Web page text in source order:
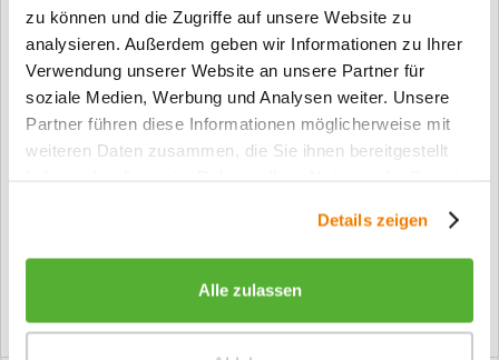
zu können und die Zugriffe auf unsere Website zu
analysieren. Außerdem geben wir Informationen zu Ihrer
Verwendung unserer Website an unsere Partner für
soziale Medien, Werbung und Analysen weiter. Unsere
Partner führen diese Informationen möglicherweise mit
weiteren Daten zusammen, die Sie ihnen bereitgestellt
Details zeigen
Alle zulassen
Fragen zum Artikel?
Artikel-Nr.:
SW11444
Info:
Dieser Artikel wird gemäß Ihrer
Konfiguration gefertigt. Daher ist er als
Vorteile
Kostenloser Versand ab € 2000,- Bestellwert